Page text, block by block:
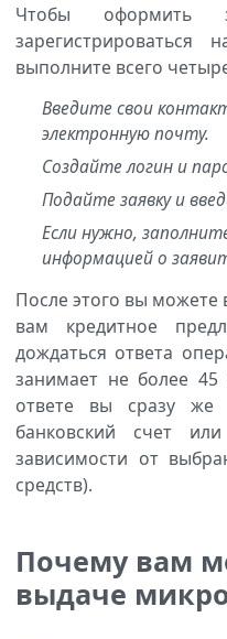
Чтобы оформить
выполните всего
Введите свои
электронную почту.
Создайте логин и
Подайте заявку и
Если нужно,
информацией о
После этого вы
вам кредитное
дождаться ответа
занимает не более
ответе вы сразу же
банковский счет
зависимости от
средств).
Почему вам
выдаче